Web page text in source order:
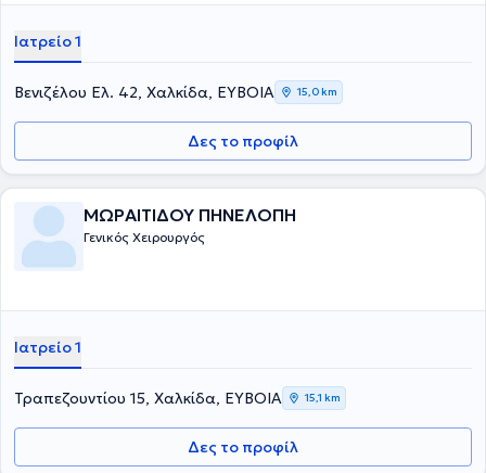
Ιατρείο 1
Βενιζέλου Ελ. 42, Χαλκίδα, ΕΥΒΟΙΑ 15,0 km
Δες το προφίλ
ΜΩΡΑΙΤΙΔΟΥ ΠΗΝΕΛΟΠΗ
Γενικός Χειρουργός
Ιατρείο 1
Τραπεζουντίου 15, Χαλκίδα, ΕΥΒΟΙΑ 15,1 km
Δες το προφίλ